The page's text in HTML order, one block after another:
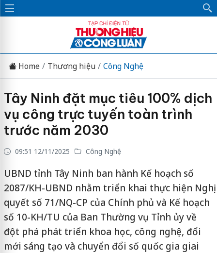
Home Thương hiệu Công Nghệ
Tây Ninh đặt mục tiêu 100% dịch
vụ công trực tuyến toàn trình
trước năm 2030
09:51 12/11/2025 Công Nghệ
UBND tỉnh Tây Ninh ban hành Kế hoạch số
2087/KH-UBND nhằm triển khai thực hiện Nghị
quyết số 71/NQ-CP của Chính phủ và Kế hoạch
số 10-KH/TU của Ban Thường vụ Tỉnh ủy về
đột phá phát triển khoa học, công nghệ, đổi
mới sáng tạo và chuyển đổi số quốc gia giai